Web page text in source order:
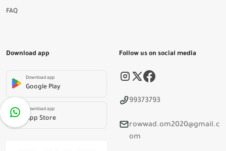
FAQ
Download app
Download app
Google Play
Download app
App Store
Follow us on social media
99373793
rowwad.om2020@gmail.c
om